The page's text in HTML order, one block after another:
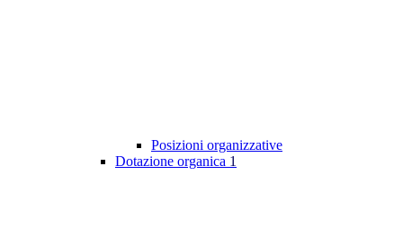
Posizioni organizzative
Dotazione organica 1